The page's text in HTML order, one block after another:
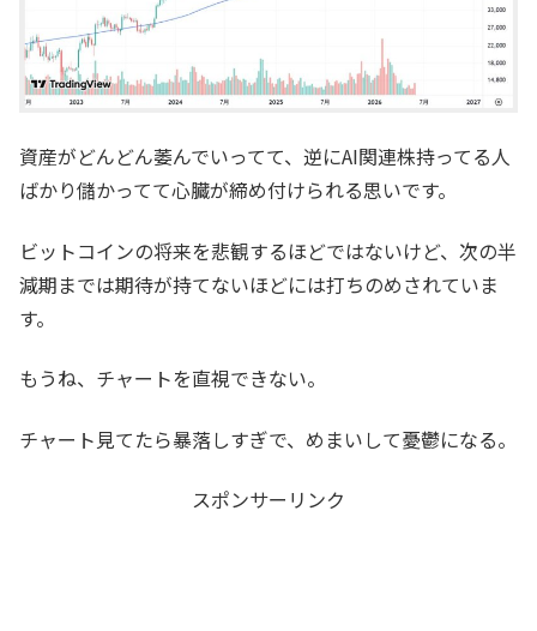
資産がどんどん萎んでいってて、逆にAI関連株持ってる人
ばかり儲かってて心臓が締め付けられる思いです。
ビットコインの将来を悲観するほどではないけど、次の半
減期までは期待が持てないほどには打ちのめされていま
す。
もうね、チャートを直視できない。
チャート見てたら暴落しすぎで、めまいして憂鬱になる。
スポンサーリンク